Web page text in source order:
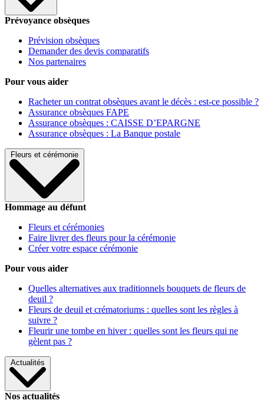
Prévoyance obsèques
Prévision obsèques
Demander des devis comparatifs
Nos partenaires
Pour vous aider
Racheter un contrat obsèques avant le décès : est-ce possible ?
Assurance obsèques FAPE
Assurance obsèques : CAISSE D’EPARGNE
Assurance obsèques : La Banque postale
Fleurs et cérémonie
Hommage au défunt
Fleurs et cérémonies
Faire livrer des fleurs pour la cérémonie
Créer votre espace cérémonie
Pour vous aider
Quelles alternatives aux traditionnels bouquets de fleurs de
deuil ?
Fleurs de deuil et crématoriums : quelles sont les règles à
suivre ?
Fleurir une tombe en hiver : quelles sont les fleurs qui ne
gèlent pas ?
Actualités
Nos actualités